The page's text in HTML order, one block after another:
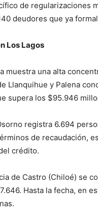
de regularizaciones
deudores que ya
Los Lagos
muestra una alta
Llanquihue y Palena
supera los $95.946
registra 6.694
de recaudación,
crédito.
de Castro (Chiloé) se
Hasta la fecha, en